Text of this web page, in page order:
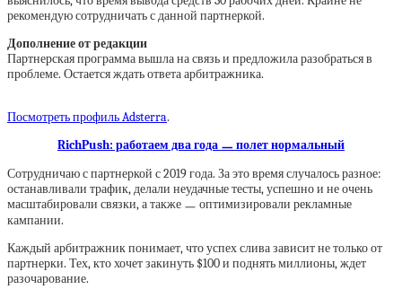
рекомендую сотрудничать с данной партнеркой.
Дополнение от редакции
Партнерская программа вышла на связь и предложила разобраться в
проблеме. Остается ждать ответа арбитражника.
Посмотреть профиль Adsterra.
RichPush: работаем два года ㅡ полет нормальный
Сотрудничаю с партнеркой с 2019 года. За это время случалось разное:
останавливали трафик, делали неудачные тесты, успешно и не очень
масштабировали связки, а также ㅡ оптимизировали рекламные
кампании.
Каждый арбитражник понимает, что успех слива зависит не только от
партнерки. Тех, кто хочет закинуть $100 и поднять миллионы, ждет
разочарование.